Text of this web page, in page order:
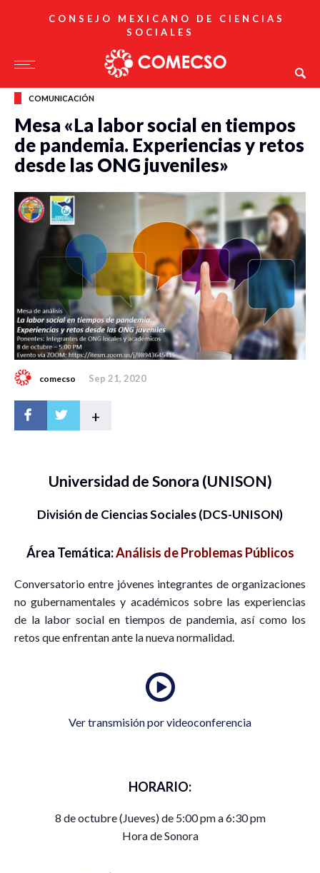
CONSEJO MEXICANO DE CIENCIAS
SOCIALES
COMUNICACIÓN
Mesa «La labor social en tiempos
de pandemia. Experiencias y retos
desde las ONG juveniles»
comecso Sep 21, 2020
+
Universidad de Sonora (UNISON)
División de Ciencias Sociales (DCS-UNISON)
Área Temática:Análisis de Problemas Públicos
Conversatorio entre jóvenes integrantes de organizaciones
no gubernamentales y académicos sobre las experiencias
de la labor social en tiempos de pandemia, así como los
retos que enfrentan ante la nueva normalidad.
Ver transmisión por videoconferencia
HORARIO:
8 de octubre (Jueves) de 5:00 pm a 6:30 pm
Hora de Sonora